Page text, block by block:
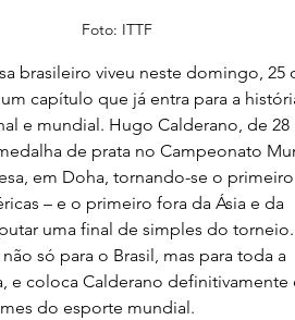
Foto: ITTF
brasileiro viveu neste domingo, 25
capítulo que já entra para a
e mundial. Hugo Calderano, de
de prata no Campeonato
em Doha, tornando-se o
– e o primeiro fora da Ásia e da
uma final de simples do
só para o Brasil, mas para toda a
e coloca Calderano
do esporte mundial.